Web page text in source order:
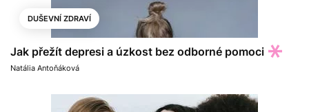
DUŠEVNÍ ZDRAVÍ
Jak přežít depresi a úzkost bez odborné pomoci
Natália Antoňáková